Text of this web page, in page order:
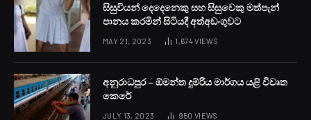
සිසුවියන් දෙදෙනෙකු සහ සිසුවෙකු මත්පැන්
පානය කරමින් සිටියදී අත්අඩංගුවට
MAY 21, 2023 1,674VIEWS
අනුරාධපුර – ඕමන්ත දුම්රිය මාර්ගය යළි විවෘත
කෙරේ
JULY 13, 2023 950 VIEWS